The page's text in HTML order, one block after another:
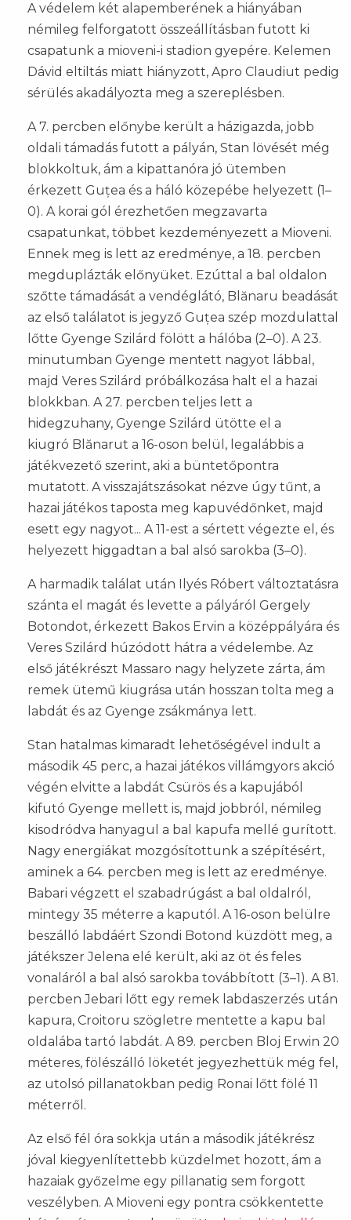
A védelem két alapemberének a hiányában
némileg felforgatott összeállításban futott ki
csapatunk a mioveni-i stadion gyepére. Kelemen
Dávid eltiltás miatt hiányzott, Apro Claudiut pedig
sérülés akadályozta meg a szereplésben.
A 7. percben előnybe került a házigazda, jobb
oldali támadás futott a pályán, Stan lövését még
blokkoltuk, ám a kipattanóra jó ütemben
érkezett Guțea és a háló közepébe helyezett (1–
0). A korai gól érezhetően megzavarta
csapatunkat, többet kezdeményezett a Mioveni.
Ennek meg is lett az eredménye, a 18. percben
megduplázták előnyüket. Ezúttal a bal oldalon
szőtte támadását a vendéglátó, Blănaru beadását
az első találatot is jegyző Guțea szép mozdulattal
lőtte Gyenge Szilárd fölött a hálóba (2–0). A 23.
minutumban Gyenge mentett nagyot lábbal,
majd Veres Szilárd próbálkozása halt el a hazai
blokkban. A 27. percben teljes lett a
hidegzuhany, Gyenge Szilárd ütötte el a
kiugró Blănarut a 16-oson belül, legalábbis a
játékvezető szerint, aki a büntetőpontra
mutatott. A visszajátszásokat nézve úgy tűnt, a
hazai játékos taposta meg kapuvédőnket, majd
esett egy nagyot... A 11-est a sértett végezte el, és
helyezett higgadtan a bal alsó sarokba (3–0).
A harmadik találat után Ilyés Róbert változtatásra
szánta el magát és levette a pályáról Gergely
Botondot, érkezett Bakos Ervin a középpályára és
Veres Szilárd húzódott hátra a védelembe. Az
első játékrészt Massaro nagy helyzete zárta, ám
remek ütemű kiugrása után hosszan tolta meg a
labdát és az Gyenge zsákmánya lett.
Stan hatalmas kimaradt lehetőségével indult a
második 45 perc, a hazai játékos villámgyors akció
végén elvitte a labdát Csürös és a kapujából
kifutó Gyenge mellett is, majd jobbról, némileg
kisodródva hanyagul a bal kapufa mellé gurított.
Nagy energiákat mozgósítottunk a szépítésért,
aminek a 64. percben meg is lett az eredménye.
Babari végzett el szabadrúgást a bal oldalról,
mintegy 35 méterre a kaputól. A 16-oson belülre
beszálló labdáért Szondi Botond küzdött meg, a
játékszer Jelena elé került, aki az öt és feles
vonaláról a bal alsó sarokba továbbított (3–1). A 81.
percben Jebari lőtt egy remek labdaszerzés után
kapura, Croitoru szögletre mentette a kapu bal
oldalába tartó labdát. A 89. percben Bloj Erwin 20
méteres, fölészálló löketét jegyezhettük még fel,
az utolsó pillanatokban pedig Ronai lőtt fölé 11
méterről.
Az első fél óra sokkja után a második játékrész
jóval kiegyenlítettebb küzdelmet hozott, ám a
hazaiak győzelme egy pillanatig sem forgott
veszélyben. A Mioveni egy pontra csökkentette